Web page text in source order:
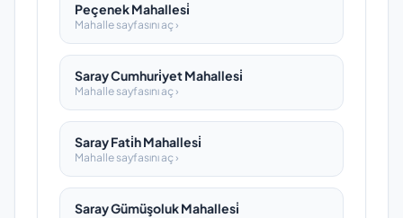
Peçenek Mahallesi̇
Mahalle sayfasını aç ›
Saray Cumhuri̇yet Mahallesi̇
Mahalle sayfasını aç ›
Saray Fati̇h Mahallesi̇
Mahalle sayfasını aç ›
Saray Gümüşoluk Mahallesi̇